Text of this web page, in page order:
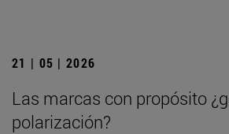
21 | 05 | 2026
Las marcas con propósito
polarización?